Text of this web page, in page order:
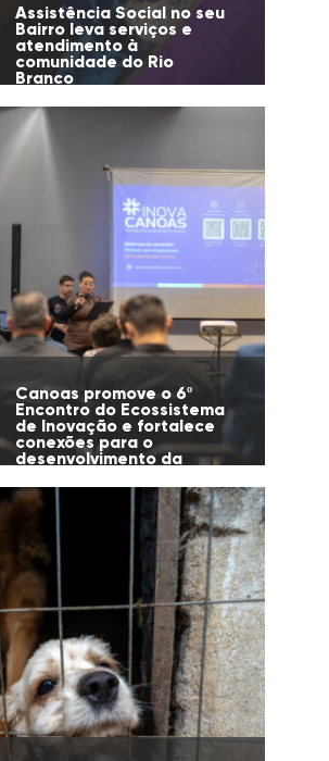
Assistência Social no seu
Bairro leva serviços e
atendimento à
comunidade do Rio
Branco
Canoas promove o 6º
Encontro do Ecossistema
de Inovação e fortalece
conexões para o
desenvolvimento da